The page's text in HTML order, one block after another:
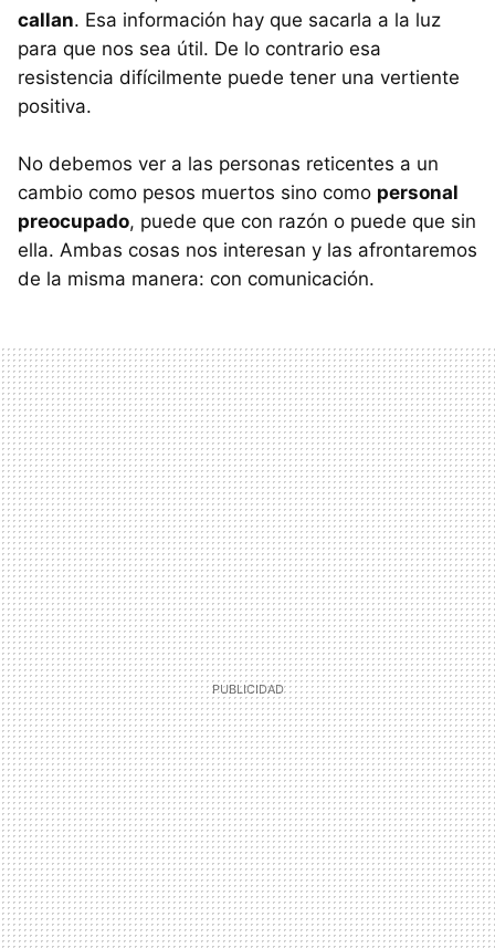
callan. Esa información hay que sacarla a la luz
para que nos sea útil. De lo contrario esa
resistencia difícilmente puede tener una vertiente
positiva.
No debemos ver a las personas reticentes a un
cambio como pesos muertos sino como personal
preocupado, puede que con razón o puede que sin
ella. Ambas cosas nos interesan y las afrontaremos
de la misma manera: con comunicación.